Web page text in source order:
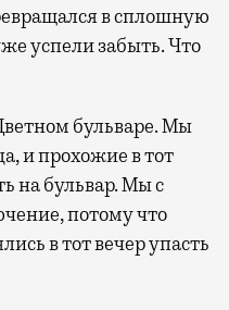
в сплошную
успели забыть. Что
бульваре. Мы
и прохожие в тот
на бульвар. Мы с
потому что
в тот вечер упасть